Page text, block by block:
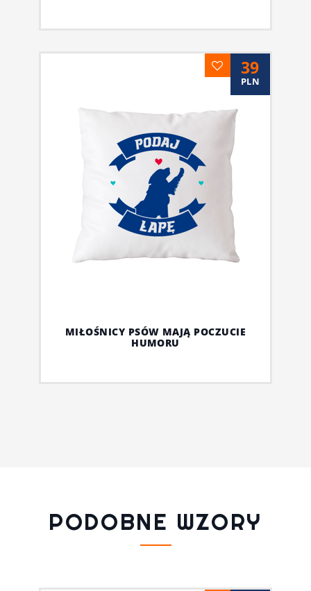
39
PLN
MIŁOŚNICY PSÓW MAJĄ POCZUCIE
HUMORU
PODOBNE WZORY